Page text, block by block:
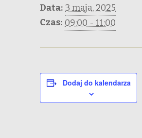
Data: 3 maja, 2025
Czas: 09:00 - 11:00
Dodaj do kalendarza